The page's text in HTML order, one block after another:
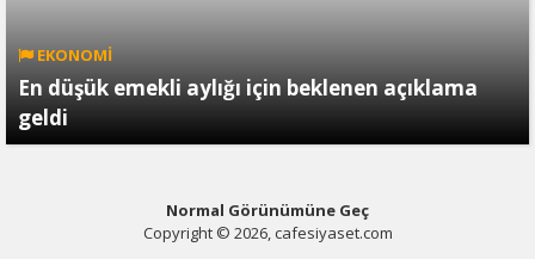
EKONOMİ
En düşük emekli aylığı için beklenen açıklama
geldi
Normal Görünümüne Geç
Copyright © 2026, cafesiyaset.com